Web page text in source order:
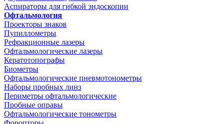
Аспираторы для гибкой эндоскопии
Офтальмология
Проекторы знаков
Пупиллометры
Рефракционные лазеры
Офтальмологические лазеры
Кератотопографы
Биометры
Офтальмологические пневмотонометры
Наборы пробных линз
Периметры офтальмологические
Пробные оправы
Офтальмологические тонометры